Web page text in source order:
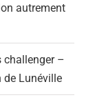
autrement
challenger –
de Lunéville